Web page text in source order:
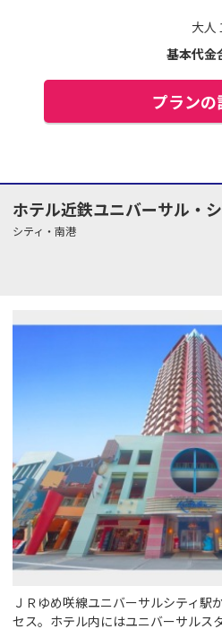
大人
基本代金
プランの
ホテル近鉄ユニバーサル・
シティ・南港
ＪＲゆめ咲線ユニバーサルシティ駅
セス。ホテル内にはユニバーサルス